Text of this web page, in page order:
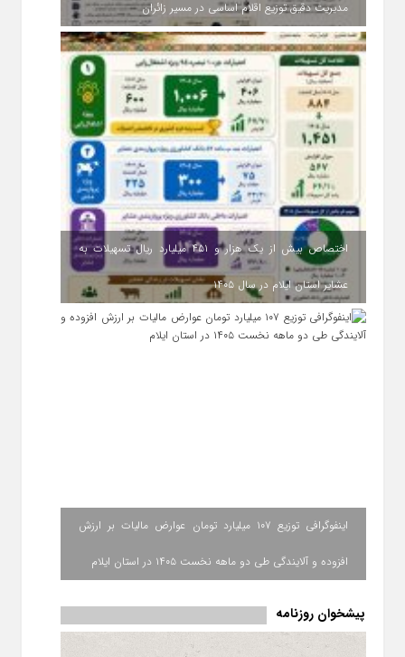
مدیریت دقیق توزیع اقلام اساسی در مسیر زائران
اختصاص بیش از یک هزار و ۴۵۱ میلیارد ریال تسهیلات به
عشایر استان ایلام در سال ۱۴۰۵
اینفوگرافی توزیع ۱۰۷ میلیارد تومان عوارض مالیات بر ارزش
افزوده و آلایندگی طی دو ماهه نخست ۱۴۰۵ در استان ایلام
پیشخوان روزنامه